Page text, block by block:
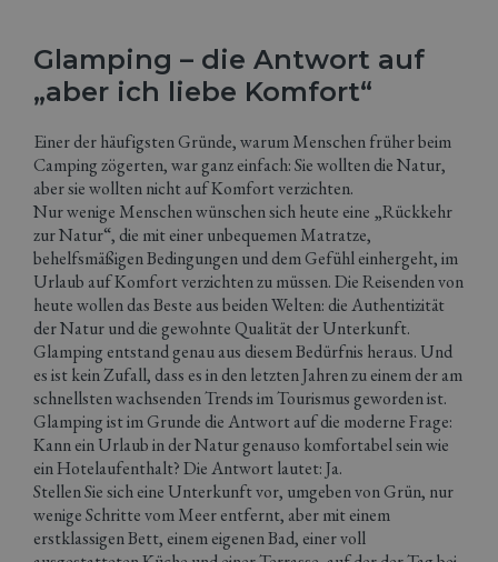
Glamping – die Antwort auf
„aber ich liebe Komfort“
Einer der häufigsten Gründe, warum Menschen früher beim
Camping zögerten, war ganz einfach: Sie wollten die Natur,
aber sie wollten nicht auf Komfort verzichten.
Nur wenige Menschen wünschen sich heute eine „Rückkehr
zur Natur“, die mit einer unbequemen Matratze,
behelfsmäßigen Bedingungen und dem Gefühl einhergeht, im
Urlaub auf Komfort verzichten zu müssen. Die Reisenden von
heute wollen das Beste aus beiden Welten: die Authentizität
der Natur und die gewohnte Qualität der Unterkunft.
Glamping entstand genau aus diesem Bedürfnis heraus. Und
es ist kein Zufall, dass es in den letzten Jahren zu einem der am
schnellsten wachsenden Trends im Tourismus geworden ist.
Glamping ist im Grunde die Antwort auf die moderne Frage:
Kann ein Urlaub in der Natur genauso komfortabel sein wie
ein Hotelaufenthalt? Die Antwort lautet: Ja.
Stellen Sie sich eine Unterkunft vor, umgeben von Grün, nur
wenige Schritte vom Meer entfernt, aber mit einem
erstklassigen Bett, einem eigenen Bad, einer voll